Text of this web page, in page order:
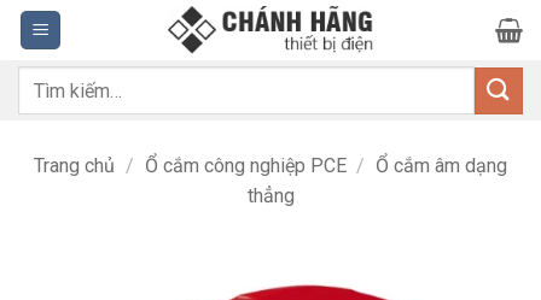
Bỏ
qua
nội
dung
Tìm
Trang chủ / Ổ cắm công nghiệp PCE / Ổ cắm âm dạng
thẳng